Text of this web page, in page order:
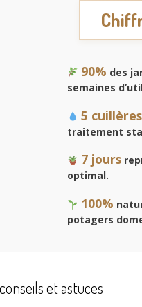
90% des
semaines
5
traitement
7 jours
optimal.
100%
potagers
et astuces